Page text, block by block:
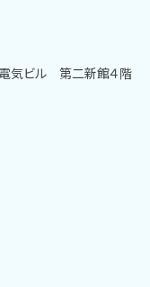
気ビル 第二新館４階